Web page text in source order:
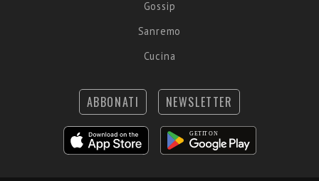
Gossip
Sanremo
Cucina
ABBONATI NEWSLETTER